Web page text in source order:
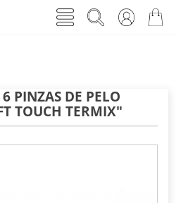
PINZAS DE PELO
TOUCH TERMIX"